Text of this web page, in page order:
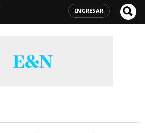
INGRESAR